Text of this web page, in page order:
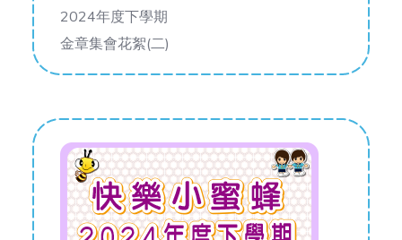
2024年度下學期
金章集會花絮(二)